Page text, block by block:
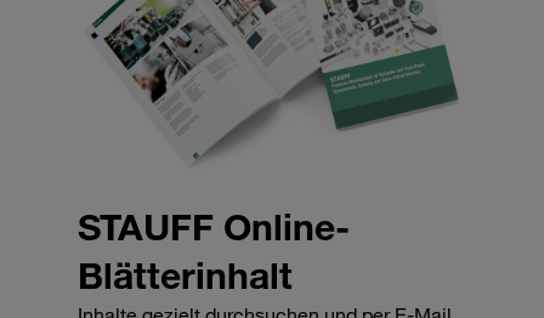
STAUFF Online-
Blätterinhalt